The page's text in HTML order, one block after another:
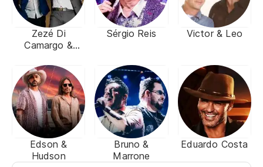
Zezé Di
Camargo &
Sérgio Reis Victor & Leo
Edson &
Hudson
Bruno &
Marrone
Eduardo Costa